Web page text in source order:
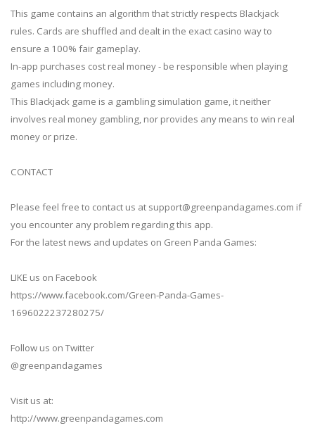
This game contains an algorithm that strictly respects Blackjack
rules. Cards are shuffled and dealt in the exact casino way to
ensure a 100% fair gameplay.
In-app purchases cost real money - be responsible when playing
games including money.
This Blackjack game is a gambling simulation game, it neither
involves real money gambling, nor provides any means to win real
money or prize.
CONTACT
Please feel free to contact us at support@greenpandagames.com if
you encounter any problem regarding this app.
For the latest news and updates on Green Panda Games:
LIKE us on Facebook
https://www.facebook.com/Green-Panda-Games-
1696022237280275/
Follow us on Twitter
@greenpandagames
Visit us at:
http://www.greenpandagames.com